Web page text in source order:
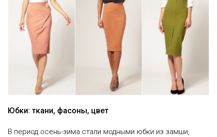
Юбки: ткани, фасоны, цвет
В период осень-зима стали модными юбки из замши,